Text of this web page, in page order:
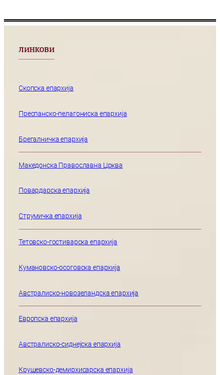
ЛИНКОВИ
Скопска епархија
Преспанско-пелагониска епархија
Брегалничка епархија
Македонска Православна Црква
Повардарска епархија
Струмичка епархија
Тетовско-гостиварска епархија
Кумановско-осоговска епархија
Австралиско-новозеландска епархија
Европска епархија
Австралиско-сиднејска епархија
Крушевско-демирхисарска епархија